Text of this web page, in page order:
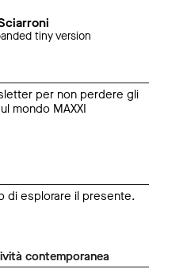
tiny version
per non perdere gli
mondo MAXXI
di esplorare il presente.
contemporanea